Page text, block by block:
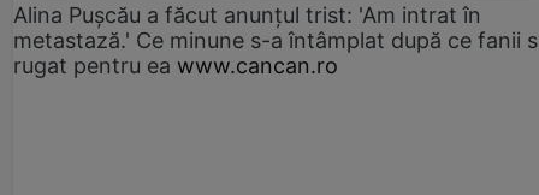
Alina Pușcău a făcut anunțul trist: 'Am intrat în
metastază.' Ce minune s-a întâmplat după ce fanii
rugat pentru ea www.cancan.ro